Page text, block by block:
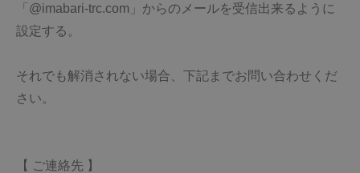
店舗リスト
「@imabari-trc.com」からのメールを受信出来るように
設定する。
それでも解消されない場合、下記までお問い合わせくだ
さい。
【 ご連絡先 】